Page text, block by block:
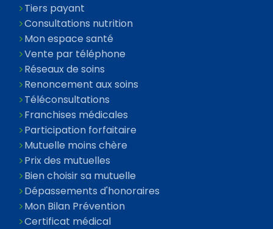
Tiers payant
Consultations nutrition
Mon espace santé
Vente par téléphone
Réseaux de soins
Renoncement aux soins
Téléconsultations
Franchises médicales
Participation forfaitaire
Mutuelle moins chère
Prix des mutuelles
Bien choisir sa mutuelle
Dépassements d'honoraires
Mon Bilan Prévention
Certificat médical